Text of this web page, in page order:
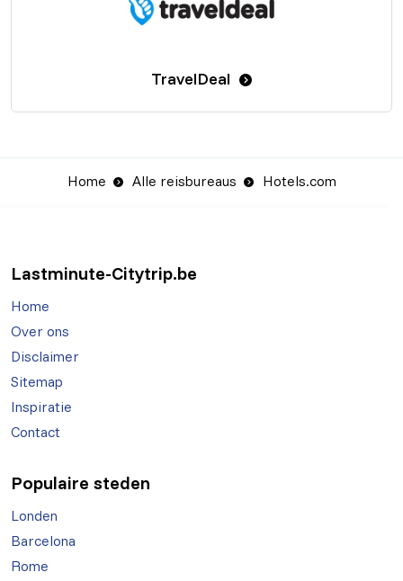
TravelDeal
Home Alle reisbureaus Hotels.com
Lastminute-Citytrip.be
Home
Over ons
Disclaimer
Sitemap
Inspiratie
Contact
Populaire steden
Londen
Barcelona
Rome